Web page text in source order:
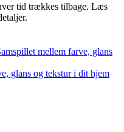
tid trækkes tilbage. Læs
mellem farve, glans
glans og tekstur i dit hjem